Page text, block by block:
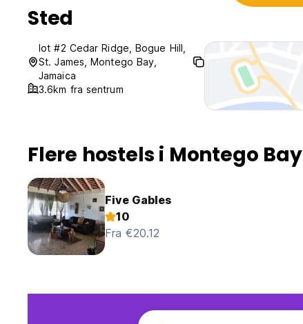
Sted
lot #2 Cedar Ridge, Bogue Hill,
St. James, Montego Bay,
Jamaica
3.6km fra sentrum
Flere hostels i Montego Bay
Five Gables
10
Fra €20.12